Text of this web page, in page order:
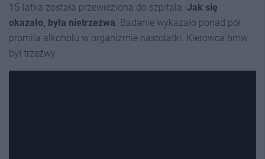
15-latka została przewieziona do szpitala. Jak się
okazało, była nietrzeźwa. Badanie wykazało ponad pół
promila alkoholu w organizmie nastolatki. Kierowca bmw
był trzeźwy.